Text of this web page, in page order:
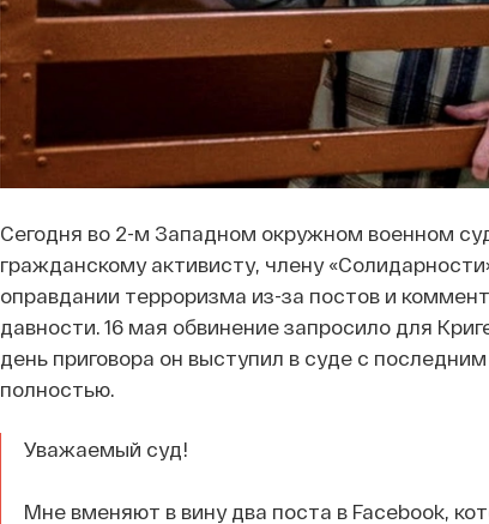
Сегодня во 2-м Западном окружном военном
гражданскому активисту, члену
оправдании терроризма из-за постов и
давности. 16 мая обвинение запросило для
день приговора он выступил в суде с
полностью.
Уважаемый суд!
Мне вменяют в вину два поста в Facebook,